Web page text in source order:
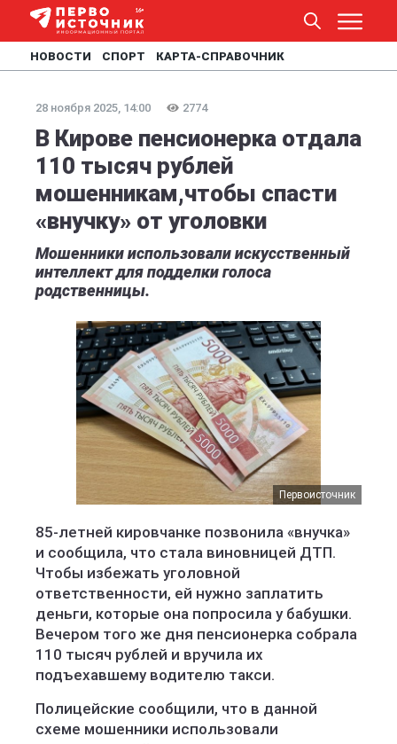
НОВОСТИ СПОРТ КАРТА-СПРАВОЧНИК
28 ноября 2025, 14:00 2774
В Кирове пенсионерка отдала
110 тысяч рублей
мошенникам,чтобы спасти
«внучку» от уголовки
Мошенники использовали искусственный
интеллект для подделки голоса
родственницы.
Первоисточник
85-летней кировчанке позвонила «внучка»
и сообщила, что стала виновницей ДТП.
Чтобы избежать уголовной
ответственности, ей нужно заплатить
деньги, которые она попросила у бабушки.
Вечером того же дня пенсионерка собрала
110 тысяч рублей и вручила их
подъехавшему водителю такси.
Полицейские сообщили, что в данной
схеме мошенники использовали